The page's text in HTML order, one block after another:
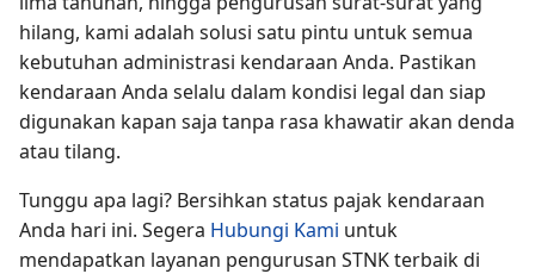
hilang, kami adalah solusi satu pintu untuk semua
kebutuhan administrasi kendaraan Anda. Pastikan
kendaraan Anda selalu dalam kondisi legal dan siap
digunakan kapan saja tanpa rasa khawatir akan denda
atau tilang.
Tunggu apa lagi? Bersihkan status pajak kendaraan
Anda hari ini. Segera Hubungi Kami untuk
mendapatkan layanan pengurusan STNK terbaik di